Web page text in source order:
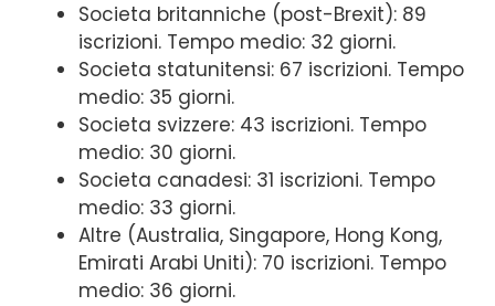
Societa britanniche (post-Brexit): 89
iscrizioni. Tempo medio: 32 giorni.
Societa statunitensi: 67 iscrizioni. Tempo
medio: 35 giorni.
Societa svizzere: 43 iscrizioni. Tempo
medio: 30 giorni.
Societa canadesi: 31 iscrizioni. Tempo
medio: 33 giorni.
Altre (Australia, Singapore, Hong Kong,
Emirati Arabi Uniti): 70 iscrizioni. Tempo
medio: 36 giorni.